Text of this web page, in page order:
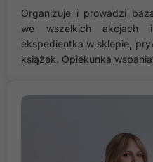
Organizuje i prowadzi
we wszelkich akcjach i
ekspedientka w sklepie,
książek. Opiekunka